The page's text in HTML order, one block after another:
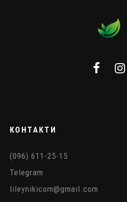
КОНТАКТИ
(096) 611-25-15
Telegram
lileynikicom@gmail.com